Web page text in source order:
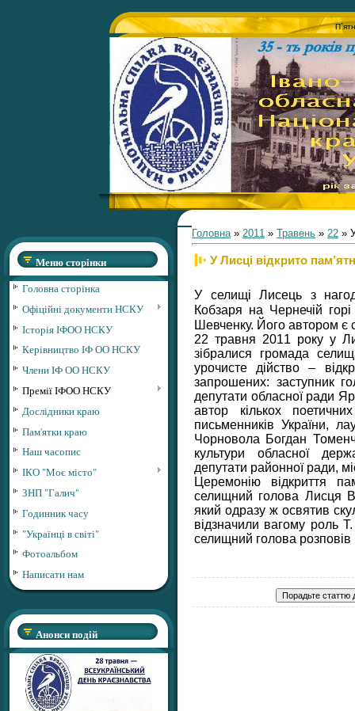
Меню сторінки
Головна сторінка
Офіційні документи НСКУ
Історія ІФОО НСКУ
Керівництво ІФ ОО НСКУ
Члени ІФ ОО НСКУ
Премії ІФОО НСКУ
Дослідники краю
Пам'ятки краю
Наш часопис
ІКО "Моє місто"
ЗНП "Галич"
Годинник часу
"Українці в світі"
Фотоальбом
Написати нам
Анонси подій
Головна» 2011 » Травень » 22 »
У Лисці відкрито
У селищі Лисець з
Кобзаря на Чернечій
Шевченку. Його автором
22 травня 2011 року у
зібралися громада
урочисте дійство –
запрошених: заступник
депутати обласної ради
автор кількох
письменників України,
Чорновола Богдан
культури обласної
депутати районної ради,
Церемонію відкриття
селищний голова Лисця
який одразу ж освятив
відзначили вагому роль
селищний голова розповів